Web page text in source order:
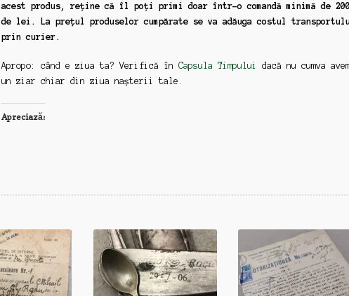
acest produs, reține că îl poți primi doar într-o comandă minimă de
de lei. La prețul produselor cumpărate se va adăuga costul
prin curier.
Apropo: când e ziua ta? Verifică în Capsula Timpului
dacă nu cumva
un ziar chiar din ziua nașterii tale.
Apreciază: